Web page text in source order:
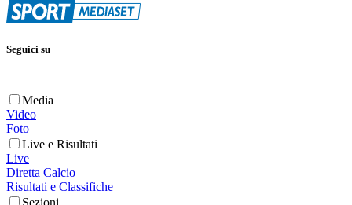
Seguici su
Media
Video
Foto
Live e Risultati
Live
Diretta Calcio
Risultati e Classifiche